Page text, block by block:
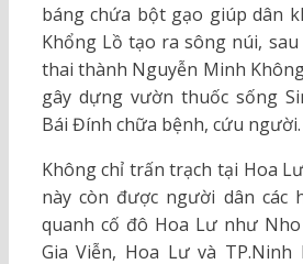
báng chứa bột gạo giúp dân
Khổng Lồ tạo ra sông núi,
thai thành Nguyễn Minh
gây dựng vườn thuốc sống
Bái Đính chữa bệnh, cứu người.
Không chỉ trấn trạch tại Hoa
này còn được người dân các
quanh cố đô Hoa Lư như
Gia Viễn, Hoa Lư và